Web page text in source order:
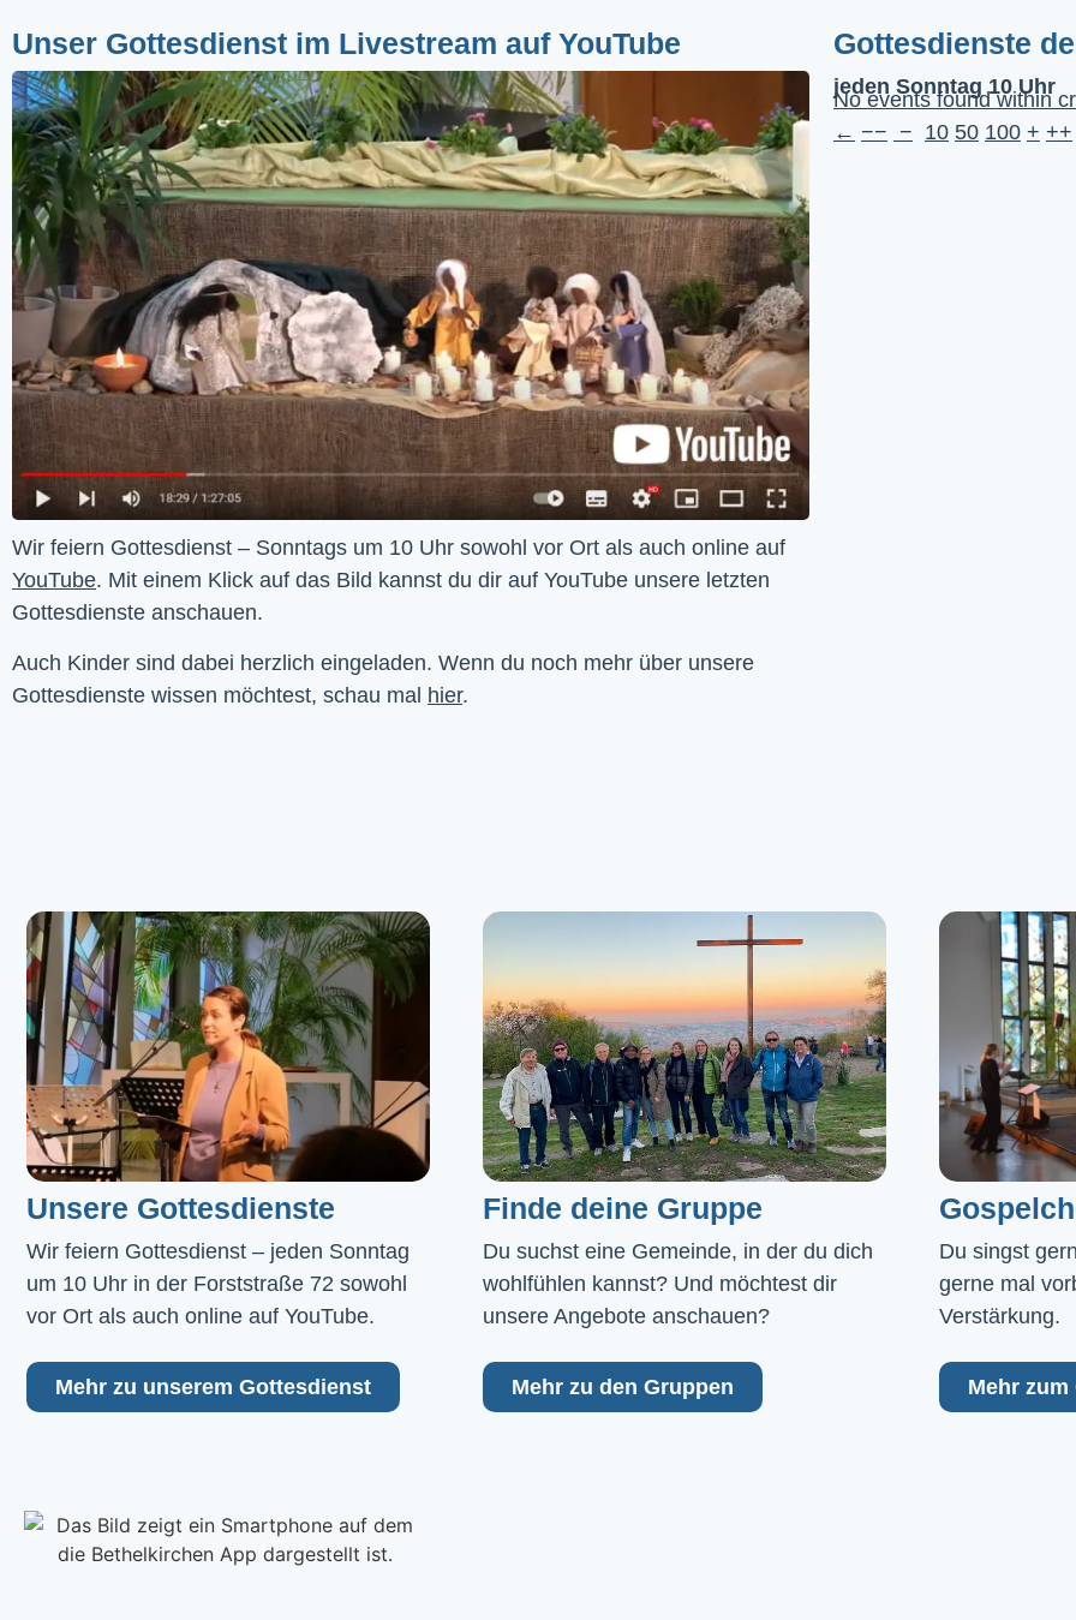
Unser Gottesdienst im Livestream auf YouTube
YouTube. Mit einem Klick auf das Bild kannst du dir auf YouTube unsere letzten
Gottesdienste anschauen.
Auch Kinder sind dabei herzlich eingeladen. Wenn du noch mehr über unsere
Gottesdienste wissen möchtest, schau mal hier.
Gottesdienste
jeden Sonntag 10 Uhr
No events found within
← −− − 10 50 100 + ++
Unsere Gottesdienste
Wir feiern Gottesdienst – jeden Sonntag
um 10 Uhr in der Forststraße 72 sowohl
vor Ort als auch online auf YouTube.
Mehr zu unserem Gottesdienst
Finde deine Gruppe
Du suchst eine Gemeinde, in der du dich
wohlfühlen kannst? Und möchtest dir
unsere Angebote anschauen?
Mehr zu den Gruppen
Du singst
gerne mal
Verstärkung.
Mehr